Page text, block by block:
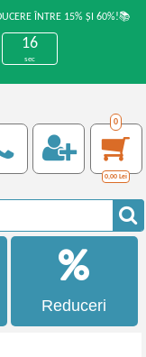
ÎNTRE 15% ȘI 60%!📚
15
sec
0
0,00 Lei
Reduceri